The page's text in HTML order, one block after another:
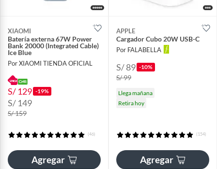
XIAOMI
Batería externa 67W Power
Bank 20000 (Integrated Cable)
Ice Blue
Por XIAOMI TIENDA OFICIAL
S/ 129 -19%
S/ 149
S/ 159
(46)
Agregar
APPLE
Cargador Cubo 20W USB-C
Por FALABELLA
S/ 89 -10%
S/ 99
Llega mañana
Retira hoy
(154)
Agregar